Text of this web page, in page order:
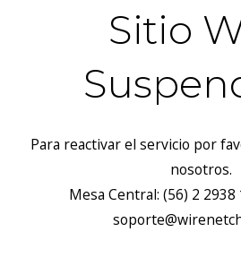
Sitio
Para reactivar el servicio por
nosotros.
Mesa Central: (56) 2